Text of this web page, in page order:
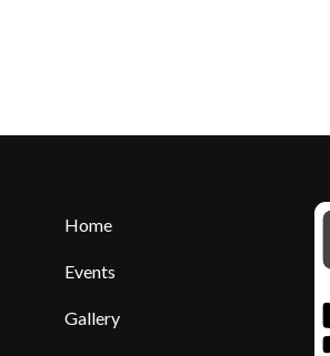
Home
Events
Gallery